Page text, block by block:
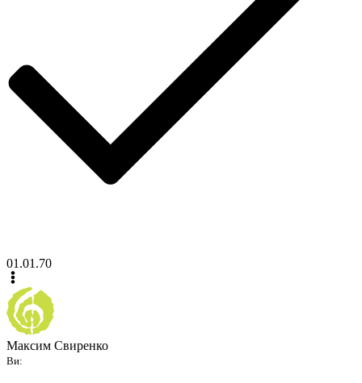
01.01.70
Максим Свиренко
Ви: